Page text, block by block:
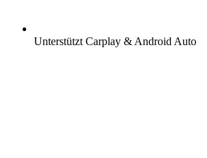
Unterstützt Carplay & Android Auto